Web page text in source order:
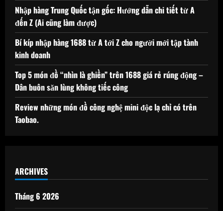
Nhập hàng Trung Quốc tận gốc: Hướng dẫn chi tiết từ A
đến Z (Ai cũng làm được)
Bí kíp nhập hàng 1688 từ A tới Z cho người mới tập tành
kinh doanh
Top 5 món đồ “nhìn là ghiền” trên 1688 giá rẻ rúng động –
Dân buôn săn lùng không tiếc công
Review những món đồ công nghệ mini độc lạ chỉ có trên
Taobao.
ARCHIVES
Tháng 6 2026